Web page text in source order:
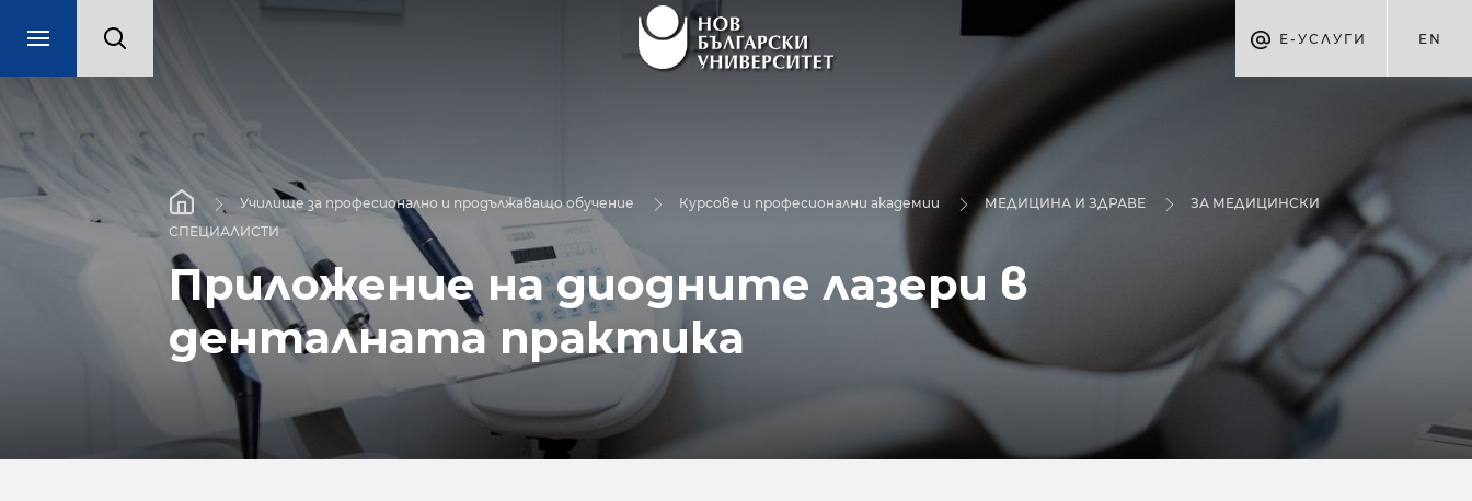
Е-УСЛУГИ EN
Училище за професионално и продължаващо обучение Курсове и професионални академии МЕДИЦИНА И ЗДРАВЕ
ЗА МЕДИЦИНСКИ
СПЕЦИАЛИСТИ
Приложение на диодните лазери в
денталната практика